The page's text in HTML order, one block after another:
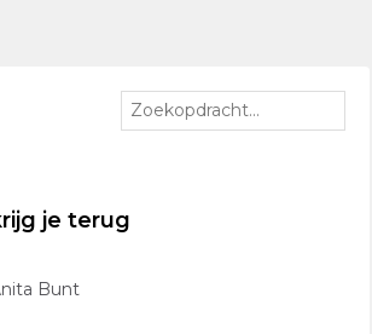
je terug
Bunt